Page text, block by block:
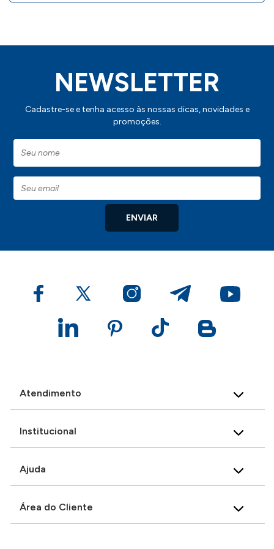
Consulte a aba personalização para
marca neste produto.
NEWSLETTER
Cadastre-se e tenha acesso às nossas dicas, novidades e
promoções.
ENVIAR
Atendimento
Institucional
Ajuda
Área do Cliente